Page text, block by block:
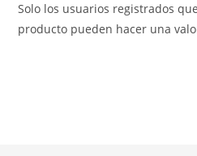
Solo los usuarios registrados
producto pueden hacer una